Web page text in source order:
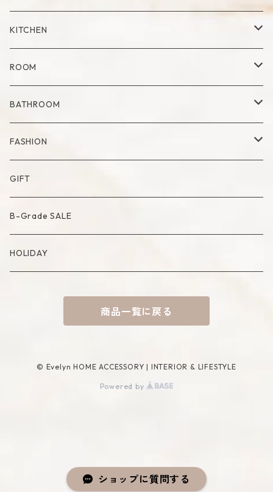
ショップに質問する
Mug
Glass
Plate
Set
Milk Pitcher
Bowl
Cutlery
Compote・Cake Stand
Placemat
Vase
Dry Flower Vase
Tray
Fabric Poster
Artificial Flower
Artificial Bouquet
Candle
Candle Accessory
Basket
Incense Accessory
KITCHEN
Kitchen Tool
Tea Pot
ROOM
Blanket
Accessory Case
Lamp
Object
Mirror
BATHROOM
Towel
Mat
FASHION
Bag
Socks
GIFT
B-Grade SALE
HOLIDAY
商品一覧に戻る
© Evelyn HOME ACCESSORY | INTERIOR & LIFESTYLE
Powered by